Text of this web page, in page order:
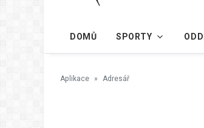
DOMŮ SPORTY
Aplikace Adresář